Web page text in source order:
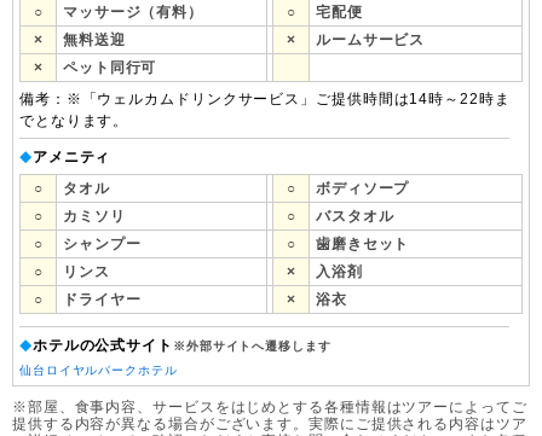
○
マッサージ（有料） ○
宅配便
×
無料送迎 ×
ルームサービス
×
ペット同行可
備考：※「ウェルカムドリンクサービス」ご提供時間は14時～22時ま
でとなります。
◆アメニティ
○
タオル ○
ボディソープ
○
カミソリ ○
バスタオル
○
シャンプー ○
歯磨きセット
○
リンス ×
入浴剤
○
ドライヤー × 浴衣
◆ホテルの公式サイト ※外部サイトへ遷移します
仙台ロイヤルパークホテル
※部屋、食事内容、サービスをはじめとする各種情報はツアーによってご
提供する内容が異なる場合がございます。実際にご提供される内容はツア